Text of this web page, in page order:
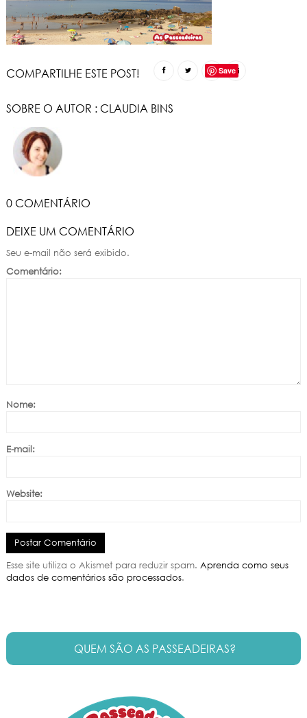
COMPARTILHE ESTE POST! Save
SOBRE O AUTOR : CLAUDIA BINS
0 COMENTÁRIO
DEIXE UM COMENTÁRIO
Seu e-mail não será exibido.
Comentário:
Nome:
E-mail:
Website:
Esse site utiliza o Akismet para reduzir spam. Aprenda como seus
dados de comentários são processados.
QUEM SÃO AS PASSEADEIRAS?